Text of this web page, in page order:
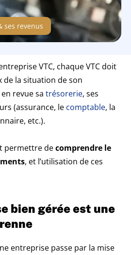
ses revenus
VTC, chaque VTC doit
de la situation de son
revue sa trésorerie, ses
(assurance, le comptable, la
etc.).
permettre decomprendre le
, et l’utilisation de ces
bien gérée est une
entreprise passe par la mise